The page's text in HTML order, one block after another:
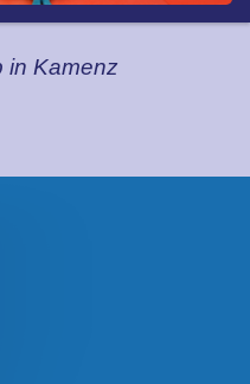
in Kamenz